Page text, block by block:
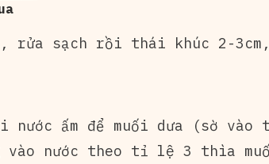
rửa sạch rồi thái khúc 2-
nước ấm để muối dưa (sờ vào
vào nước theo tỉ lệ 3 thìa